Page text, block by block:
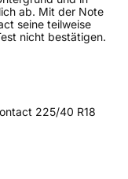
ab. Mit der Note
seine teilweise
nicht bestätigen.
225/40 R18